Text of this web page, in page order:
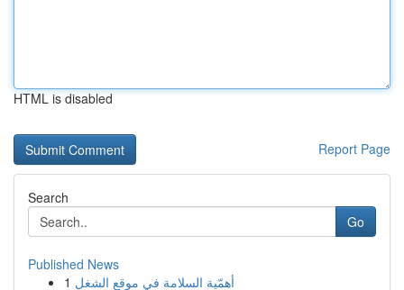
HTML is disabled
Report Page
Search
Go
Published News
1 أهمّية السلامة في موقع الشغل